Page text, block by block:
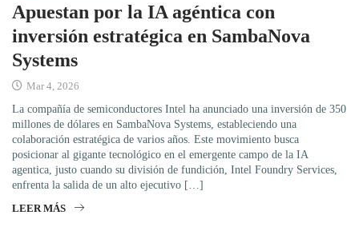
Apuestan por la IA agéntica con
inversión estratégica en SambaNova
Systems
Mar 4, 2026
La compañía de semiconductores Intel ha anunciado una inversión de 350
millones de dólares en SambaNova Systems, estableciendo una
colaboración estratégica de varios años. Este movimiento busca
posicionar al gigante tecnológico en el emergente campo de la IA
agentica, justo cuando su división de fundición, Intel Foundry Services,
enfrenta la salida de un alto ejecutivo […]
LEER MÁS